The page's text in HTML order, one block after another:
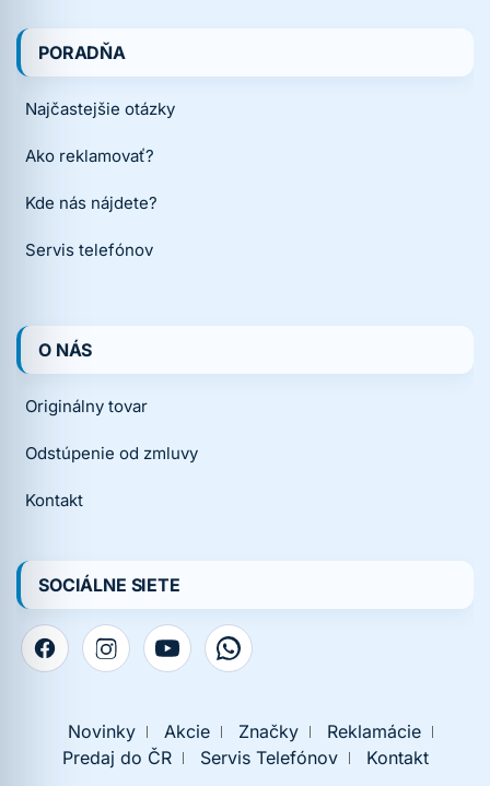
PORADŇA
Najčastejšie otázky
Ako reklamovať?
Kde nás nájdete?
Servis telefónov
O NÁS
Originálny tovar
Odstúpenie od zmluvy
Kontakt
SOCIÁLNE SIETE
Novinky Akcie Značky
Reklamácie
Predaj do ČR
Servis Telefónov Kontakt